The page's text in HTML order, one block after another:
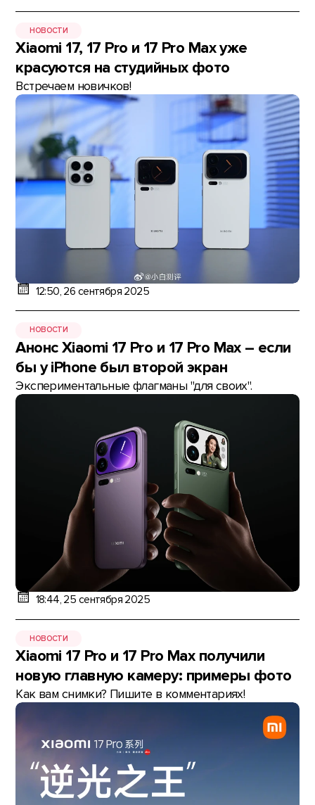
НОВОСТИ
Xiaomi 17, 17 Pro и 17 Pro Max уже
красуются на студийных фото
Встречаем новичков!
12:50, 26 сентября 2025
НОВОСТИ
Анонс Xiaomi 17 Pro и 17 Pro Max – если
бы у iPhone был второй экран
Экспериментальные флагманы "для своих".
18:44, 25 сентября 2025
НОВОСТИ
Xiaomi 17 Pro и 17 Pro Max получили
новую главную камеру: примеры фото
Как вам снимки? Пишите в комментариях!